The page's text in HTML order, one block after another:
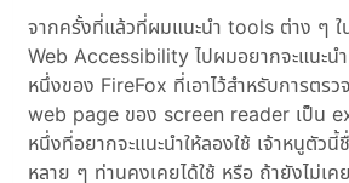
จากครั้งที่แล้วที่ผมแนะนำ tools ต่าง ๆ ใ
Web Accessibility ไปผมอยากจะแนะน
หนึ่งของ FireFox ที่เอาไว้สำหรับการตร
web page ของ screen reader เป็น
หนึ่งที่อยากจะแนะนำให้ลองใช้ เจ้าหนูตัวนี้
หลาย ๆ ท่านคงเคยได้ใช้ หรือ ถ้ายังไม่เค